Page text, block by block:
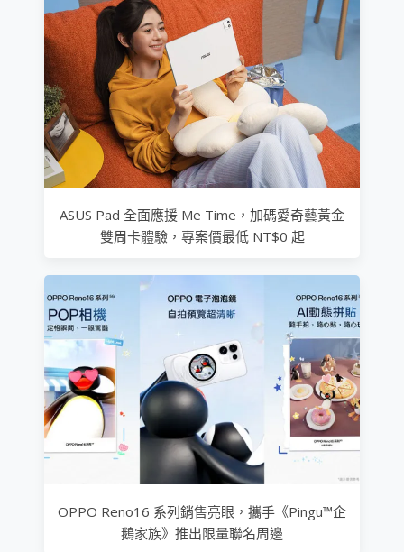
ASUS Pad 全面應援 Me Time，加碼愛奇藝黃金
雙周卡體驗，專案價最低 NT$0 起
OPPO Reno16 系列銷售亮眼，攜手《Pingu™企
鵝家族》推出限量聯名周邊